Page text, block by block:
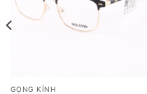
GỌNG KÍNH